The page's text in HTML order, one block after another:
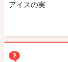
アイスの実